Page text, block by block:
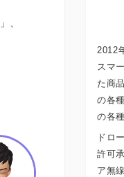
」、
2012
スマ
た商
の各
の各
ドロ
許可
ア無